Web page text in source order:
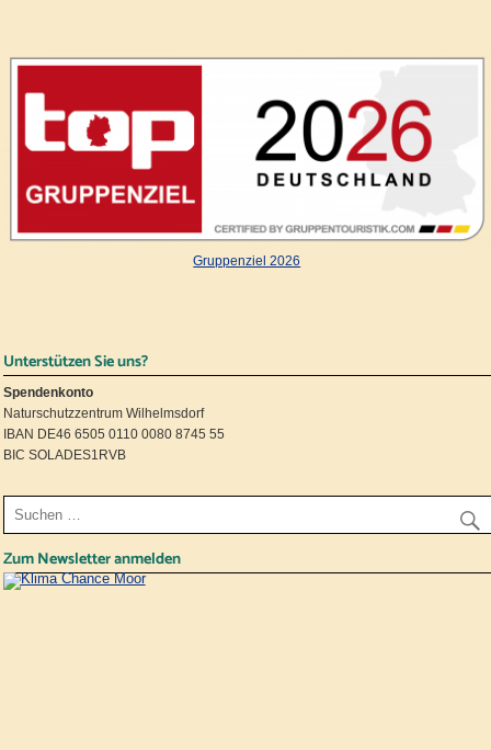
Gruppenziel 2026
Unterstützen Sie uns?
Spendenkonto
Naturschutzzentrum Wilhelmsdorf
IBAN DE46 6505 0110 0080 8745 55
BIC SOLADES1RVB
Zum Newsletter anmelden